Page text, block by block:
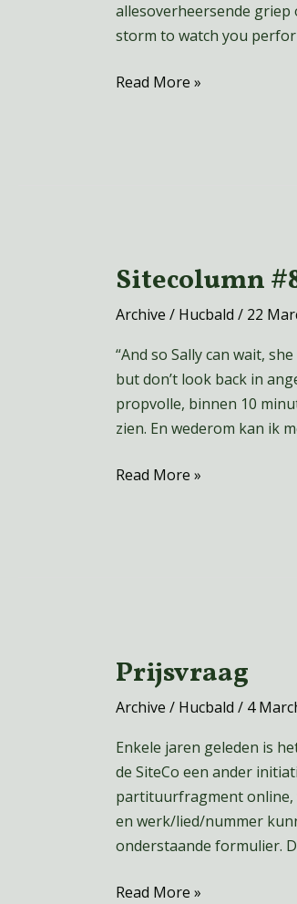
allesoverheersende griep
storm to watch you
Read More »
Sitecolumn
Archive / Hucbald / 22
“And so Sally can wait,
but don’t look back in
propvolle, binnen 10
zien. En wederom kan ik
Sitecolumn
Read More »
Prijsvraag
Archive / Hucbald / 4
Enkele jaren geleden is
de SiteCo een ander
partituurfragment online,
en werk/lied/nummer
onderstaande formulier.
Prijsvraag
Read More »